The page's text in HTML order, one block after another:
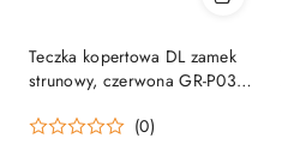
Teczka kopertowa DL zamek
strunowy, czerwona GR-P03
(0)